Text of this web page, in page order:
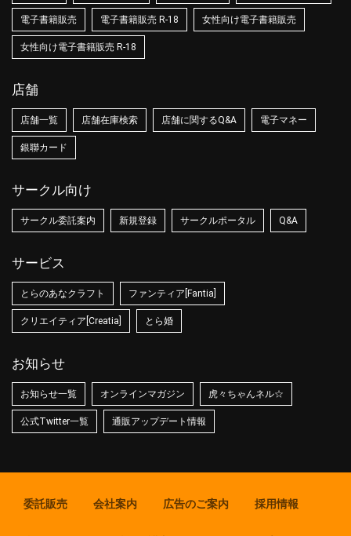
電子書籍販売 電子書籍販売 R-18 女性向け電子書籍販売
女性向け電子書籍販売 R-18
店舗
店舗一覧 店舗在庫検索 店舗に関するQ&A 電子マネー
銀聯カード
サークル向け
サークル委託案内 新規登録 サークルポータル Q&A
サービス
とらのあなクラフト ファンティア[Fantia]
クリエイティア[Creatia] とら婚
お知らせ
お知らせ一覧 オンラインマガジン 虎々ちゃんネル☆
公式Twitter一覧 通販アップデート情報
委託販売 会社案内 広告のご案内 採用情報